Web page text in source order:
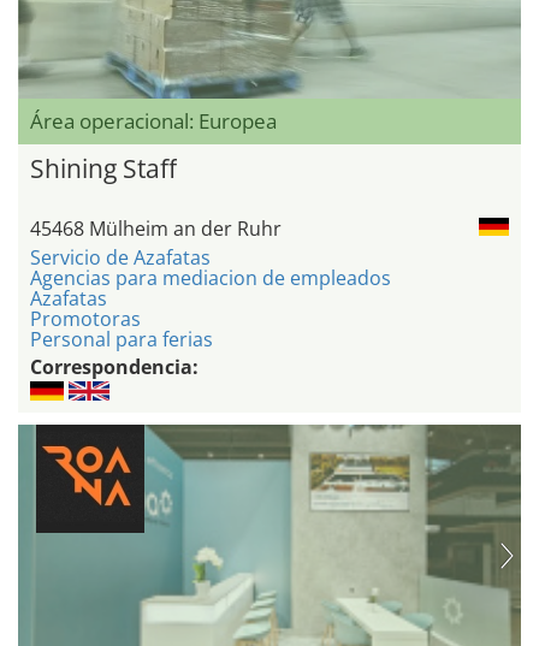
Área operacional: Europea
Shining Staff
45468 Mülheim an der Ruhr
Servicio de Azafatas
Agencias para mediacion de empleados
Azafatas
Promotoras
Personal para ferias
Correspondencia: